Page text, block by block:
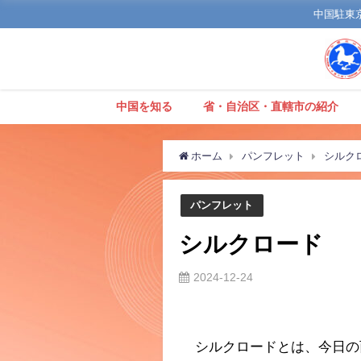
中国駐東
中国を知る 省・自治区・直轄市の紹介
ホーム パンフレット シルク
パンフレット
シルクロード
2024-12-24
シルクロードとは、今日